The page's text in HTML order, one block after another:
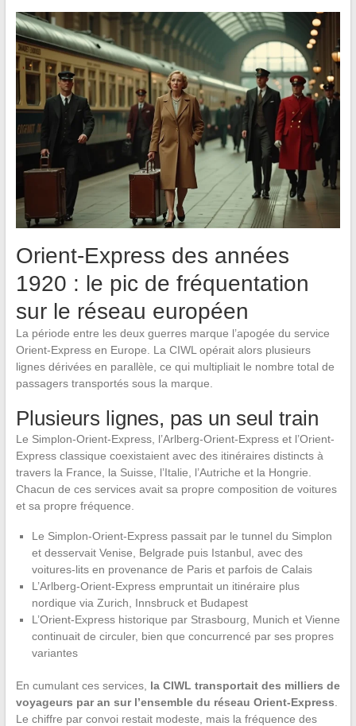
Orient-Express des années
1920 : le pic de fréquentation
sur le réseau européen
La période entre les deux guerres marque l’apogée du service
Orient-Express en Europe. La CIWL opérait alors plusieurs
lignes dérivées en parallèle, ce qui multipliait le nombre total de
passagers transportés sous la marque.
Plusieurs lignes, pas un seul train
Le Simplon-Orient-Express, l’Arlberg-Orient-Express et l’Orient-
Express classique coexistaient avec des itinéraires distincts à
travers la France, la Suisse, l’Italie, l’Autriche et la Hongrie.
Chacun de ces services avait sa propre composition de voitures
et sa propre fréquence.
Le Simplon-Orient-Express passait par le tunnel du Simplon
et desservait Venise, Belgrade puis Istanbul, avec des
voitures-lits en provenance de Paris et parfois de Calais
L’Arlberg-Orient-Express empruntait un itinéraire plus
nordique via Zurich, Innsbruck et Budapest
L’Orient-Express historique par Strasbourg, Munich et Vienne
continuait de circuler, bien que concurrencé par ses propres
variantes
En cumulant ces services, la CIWL transportait des milliers de
voyageurs par an sur l’ensemble du réseau Orient-Express.
Le chiffre par convoi restait modeste, mais la fréquence des